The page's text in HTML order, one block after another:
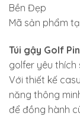
Bền Đẹp
Mã sản phẩm
Túi gậy Golf
golfer yêu thích
Với thiết kế
năng thông
để đồng hành